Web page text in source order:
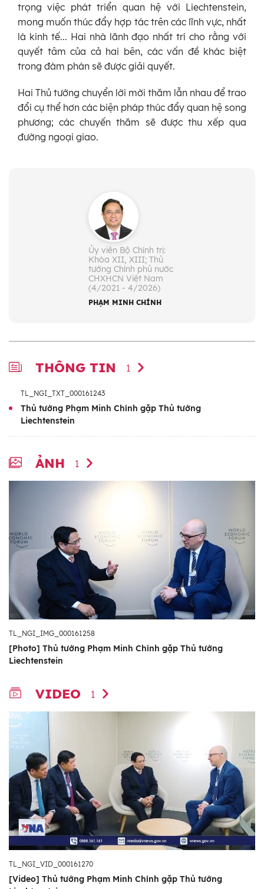
trọng việc phát triển quan hệ với Liechtenstein,
mong muốn thúc đẩy hợp tác trên các lĩnh vực, nhất
là kinh tế... Hai nhà lãnh đạo nhất trí cho rằng với
quyết tâm của cả hai bên, các vấn đề khác biệt
trong đàm phán sẽ được giải quyết.
Hai Thủ tướng chuyển lời mời thăm lẫn nhau để trao
đổi cụ thể hơn các biện pháp thúc đẩy quan hệ song
phương; các chuyến thăm sẽ được thu xếp qua
đường ngoại giao.
Ủy viên Bộ Chính trị:
Khóa XII, XIII; Thủ
tướng Chính phủ nước
CHXHCN Việt Nam
(4/2021 - 4/2026)
PHẠM MINH CHÍNH
THÔNG TIN 1
TL_NGI_TXT_000161243
Thủ tướng Phạm Minh Chính gặp Thủ tướng
Liechtenstein
ẢNH 1
TL_NGI_IMG_000161258
[Photo] Thủ tướng Phạm Minh Chính gặp Thủ tướng
Liechtenstein
VIDEO 1
TL_NGI_VID_000161270
[Video] Thủ tướng Phạm Minh Chính gặp Thủ tướng